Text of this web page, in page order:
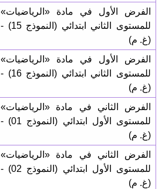
الفرض الأول في مادة «الرياضيات»
للمستوى الثاني ابتدائي (النموذج 15) -
(غ. م)
الفرض الأول في مادة «الرياضيات»
للمستوى الثاني ابتدائي (النموذج 16) -
(غ. م)
الفرض الثاني في مادة «الرياضيات»
للمستوى الأول ابتدائي (النموذج 01) -
(غ. م)
الفرض الثاني في مادة «الرياضيات»
للمستوى الأول ابتدائي (النموذج 02) -
(غ. م)